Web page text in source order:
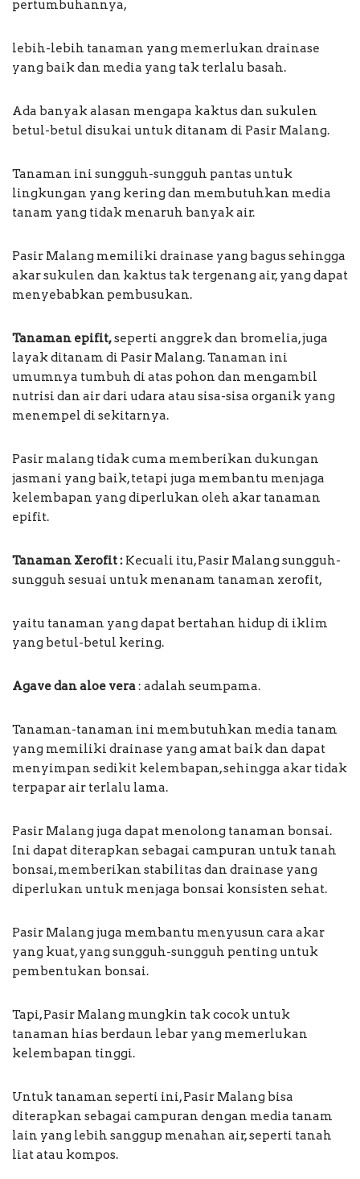
pertumbuhannya,
lebih-lebih tanaman yang memerlukan drainase
yang baik dan media yang tak terlalu basah.
Ada banyak alasan mengapa kaktus dan sukulen
betul-betul disukai untuk ditanam di Pasir Malang.
Tanaman ini sungguh-sungguh pantas untuk
lingkungan yang kering dan membutuhkan media
tanam yang tidak menaruh banyak air.
Pasir Malang memiliki drainase yang bagus sehingga
akar sukulen dan kaktus tak tergenang air, yang dapat
menyebabkan pembusukan.
Tanaman epifit,seperti anggrek dan bromelia, juga
layak ditanam di Pasir Malang. Tanaman ini
umumnya tumbuh di atas pohon dan mengambil
nutrisi dan air dari udara atau sisa-sisa organik yang
menempel di sekitarnya.
Pasir malang tidak cuma memberikan dukungan
jasmani yang baik, tetapi juga membantu menjaga
kelembapan yang diperlukan oleh akar tanaman
epifit.
Tanaman Xerofit : Kecuali itu, Pasir Malang sungguh-
sungguh sesuai untuk menanam tanaman xerofit,
yaitu tanaman yang dapat bertahan hidup di iklim
yang betul-betul kering.
Agave dan aloe vera: adalah seumpama.
Tanaman-tanaman ini membutuhkan media tanam
yang memiliki drainase yang amat baik dan dapat
menyimpan sedikit kelembapan, sehingga akar tidak
terpapar air terlalu lama.
Pasir Malang juga dapat menolong tanaman bonsai.
Ini dapat diterapkan sebagai campuran untuk tanah
bonsai, memberikan stabilitas dan drainase yang
diperlukan untuk menjaga bonsai konsisten sehat.
Pasir Malang juga membantu menyusun cara akar
yang kuat, yang sungguh-sungguh penting untuk
pembentukan bonsai.
Tapi, Pasir Malang mungkin tak cocok untuk
tanaman hias berdaun lebar yang memerlukan
kelembapan tinggi.
Untuk tanaman seperti ini, Pasir Malang bisa
diterapkan sebagai campuran dengan media tanam
lain yang lebih sanggup menahan air, seperti tanah
liat atau kompos.